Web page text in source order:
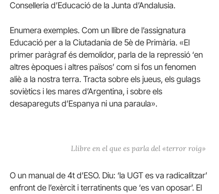
Conselleria d’Educació de la Junta d’Andalusia.
Enumera exemples. Com un llibre de l’assignatura
Educació per a la Ciutadania de 5è de Primària. «El
primer paràgraf és demolidor, parla de la repressió ‘en
altres èpoques i altres països’ com si fos un fenomen
aliè a la nostra terra. Tracta sobre els jueus, els gulags
soviètics i les mares d’Argentina, i sobre els
desapareguts d’Espanya ni una paraula».
Llibre en el que es parla del «terror roig»
O un manual de 4t d’ESO. Diu: ‘la UGT es va radicalitzar’
enfront de l’exèrcit i terratinents que ‘es van oposar’. El